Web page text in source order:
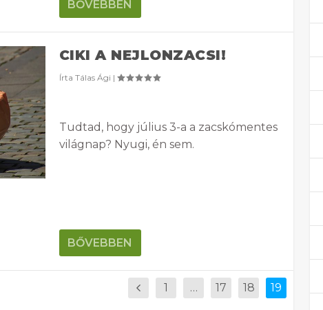
BŐVEBBEN
CIKI A NEJLONZACSI!
Írta Tálas Ági |
Tudtad, hogy július 3-a a zacskómentes
világnap? Nyugi, én sem.
BŐVEBBEN
1 … 17 18 19